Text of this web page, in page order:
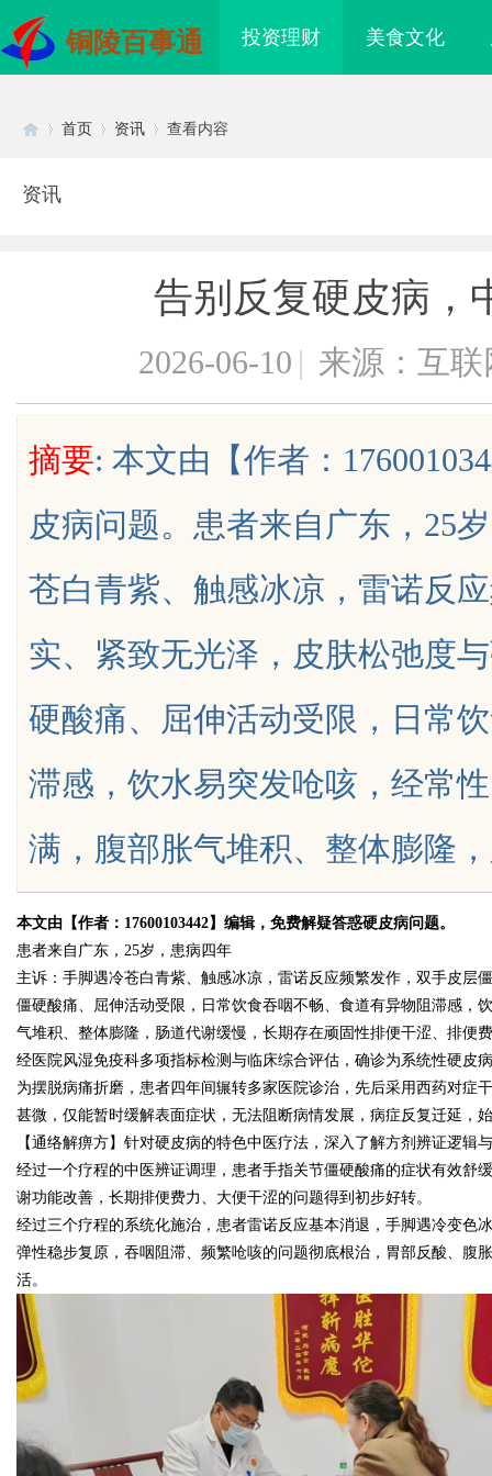
铜陵百事通 投资理财 美食文化
uz
ar
首页 资讯 查看内容
资讯
告别反复硬皮病，
2026-06-10 | 来源：互联
摘要: 本文由【作者：
皮病问题。患者来自广东，25
苍白青紫、触感冰凉，雷诺反
实、紧致无光泽，皮肤松弛度
硬酸痛、屈伸活动受限，日常
滞感，饮水易突发呛咳，经常
满，腹部胀气堆积、整体膨隆
本文由【作者：17600103442】编辑，免费解疑答惑硬皮病问题。
患者来自广东，25岁，患病四年
主诉：手脚遇冷苍白青紫、触感冰凉，雷诺反应频繁发作，双手皮层
僵硬酸痛、屈伸活动受限，日常饮食吞咽不畅、食道有异物阻滞感，
气堆积、整体膨隆，肠道代谢缓慢，长期存在顽固性排便干涩、排便
经医院风湿免疫科多项指标检测与临床综合评估，确诊为系统性硬皮
为摆脱病痛折磨，患者四年间辗转多家医院诊治，先后采用西药对症
甚微，仅能暂时缓解表面症状，无法阻断病情发展，病症反复迁延，
【通络解痹方】针对硬皮病的特色中医疗法，深入了解方剂辨证逻辑
经过一个疗程的中医辨证调理，患者手指关节僵硬酸痛的症状有效舒
谢功能改善，长期排便费力、大便干涩的问题得到初步好转。
经过三个疗程的系统化施治，患者雷诺反应基本消退，手脚遇冷变色
弹性稳步复原，吞咽阻滞、频繁呛咳的问题彻底根治，胃部反酸、腹
活。
花钱，ai却天天给他免费派单？